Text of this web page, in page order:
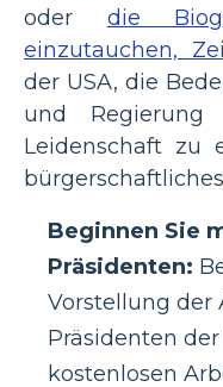
oder die
einzutauchen,
der USA, die
und
Leidenschaft zu
Beginnen Sie
Präsidenten:
Vorstellung der
Präsidenten
kostenlosen